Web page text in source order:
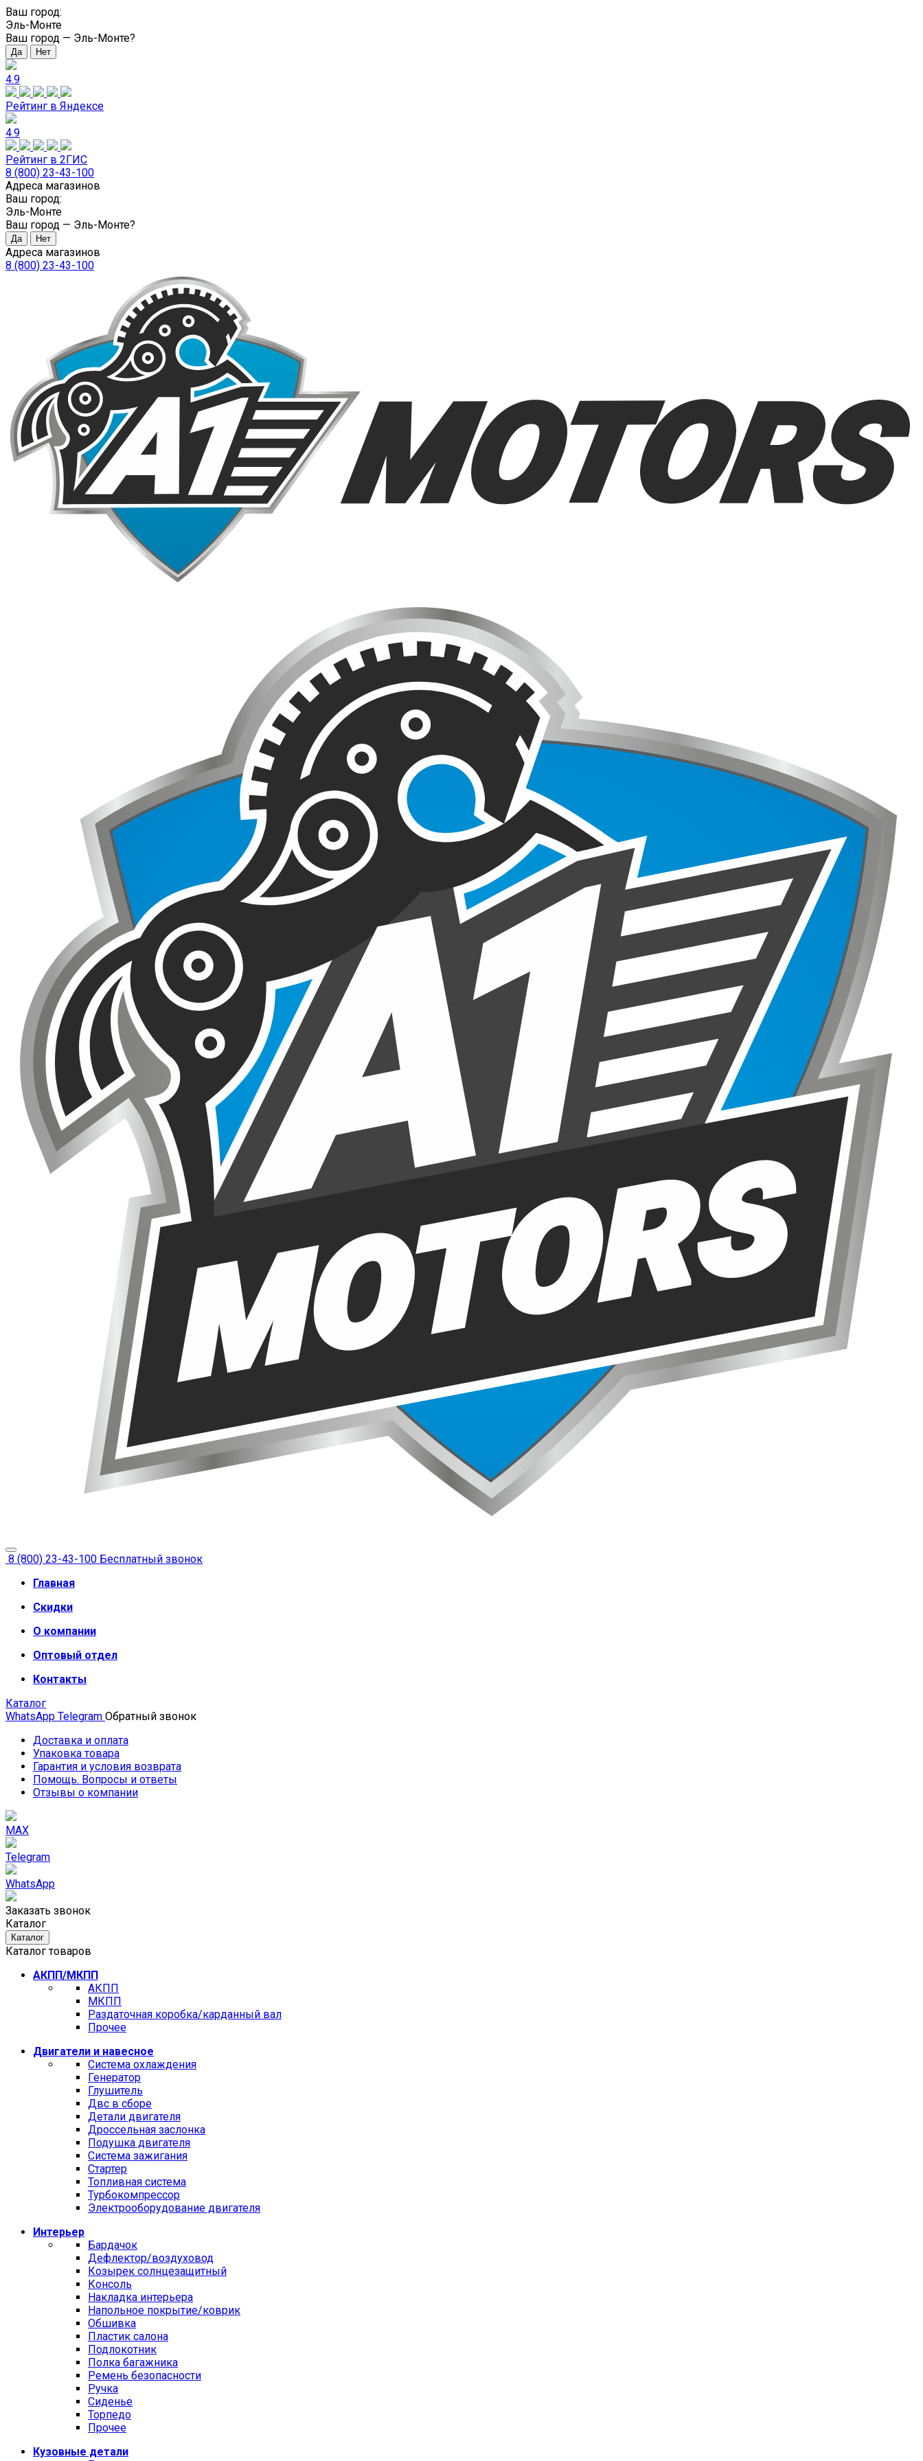
Ваш город:
Эль-Монте
Ваш город — Эль-Монте?
4.9
Рейтинг в Яндексе
4.9
Рейтинг в 2ГИС
8 (800) 23-43-100
Адреса магазинов
Ваш город:
Эль-Монте
Ваш город — Эль-Монте?
Адреса магазинов
8 (800) 23-43-100
8 (800) 23-43-100 Бесплатный звонок
Главная
Скидки
О компании
Оптовый отдел
Контакты
Каталог
WhatsApp Telegram Обратный звонок
Доставка и оплата
Упаковка товара
Гарантия и условия возврата
Помощь. Вопросы и ответы
Отзывы о компании
MAX
Telegram
WhatsApp
Заказать звонок
Каталог
Каталог
Каталог товаров
АКПП/МКПП
АКПП
МКПП
Раздаточная коробка/карданный вал
Прочее
Двигатели и навесное
Cистема охлаждения
Генератор
Глушитель
Двс в сборе
Детали двигателя
Дроссельная заслонка
Подушка двигателя
Система зажигания
Стартер
Топливная система
Турбокомпрессор
Электрооборудование двигателя
Интерьер
Бардачок
Дефлектор/воздуховод
Козырек солнцезащитный
Консоль
Накладка интерьера
Напольное покрытие/коврик
Обшивка
Пластик салона
Подлокотник
Полка багажника
Ремень безопасности
Ручка
Сиденье
Торпедо
Прочее
Кузовные детали